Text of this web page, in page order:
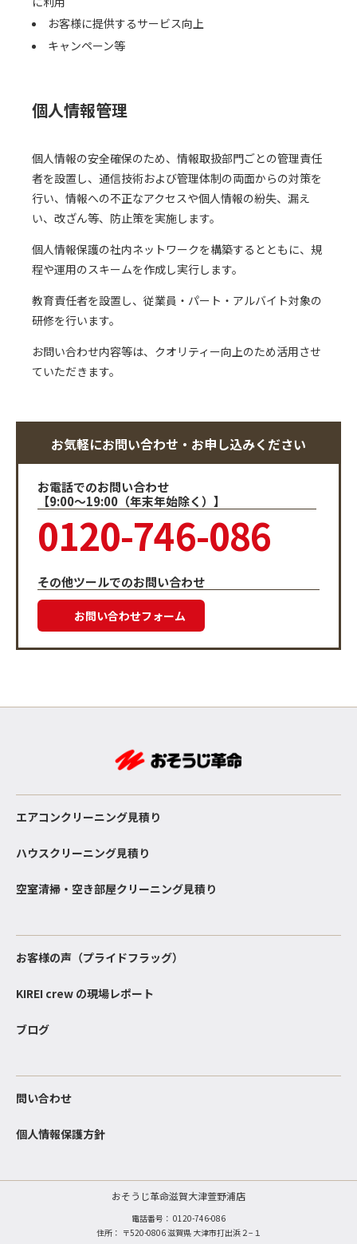
お客様に提供するサービス向上
キャンペーン等
個人情報管理
個人情報の安全確保のため、情報取扱部門ごとの管理責任
者を設置し、通信技術および管理体制の両面からの対策を
行い、情報への不正なアクセスや個人情報の紛失、漏え
い、改ざん等、防止策を実施します。
個人情報保護の社内ネットワークを構築するとともに、規
程や運用のスキームを作成し実行します。
教育責任者を設置し、従業員・パート・アルバイト対象の
研修を行います。
お問い合わせ内容等は、クオリティー向上のため活用させ
ていただきます。
お気軽にお問い合わせ・お申し込みください
お電話でのお問い合わせ
【9:00～19:00（年末年始除く）】
0120-746-086
その他ツールでのお問い合わせ
お問い合わせフォーム
エアコンクリーニング見積り
ハウスクリーニング見積り
空室清掃・空き部屋クリーニング見積り
お客様の声（プライドフラッグ）
KIREI crew の現場レポート
ブログ
問い合わせ
個人情報保護方針
おそうじ革命滋賀大津萱野浦店
電話番号： 0120-746-086
住所： 〒520-0806 滋賀県 大津市打出浜２−１